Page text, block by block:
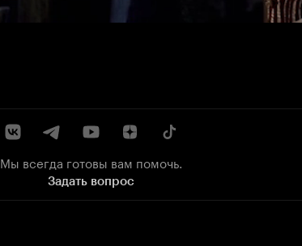
Мы всегда готовы вам помочь.
Задать вопрос